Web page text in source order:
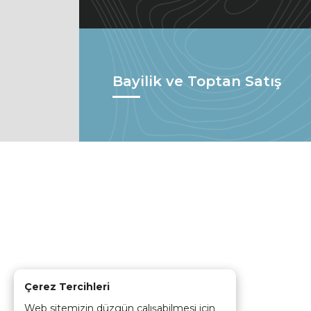
Çerez Tercihleri
Web sitemizin düzgün çalışabilmesi için
Bayilik ve Toptan Satış